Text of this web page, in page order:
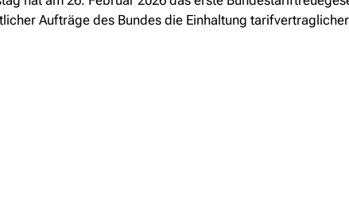
Aufträge des Bundes die Einhaltung